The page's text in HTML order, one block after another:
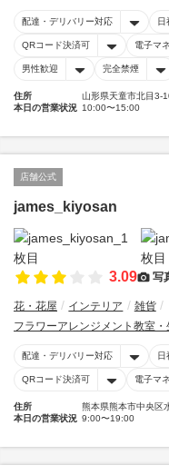
配達・デリバリー対応 日
QRコード決済可 電子マ
男性歓迎 完全禁煙
住所
山形県天童市北目3-
本日の営業状況 10:00〜15:00
店舗公式
james_kiyosan
3.09 写
花・花屋 インテリア
雑貨
フラワーアレンジメント教室
配達・デリバリー対応 日
QRコード決済可 電子マ
住所
熊本県熊本市中央区
本日の営業状況 9:00〜19:00